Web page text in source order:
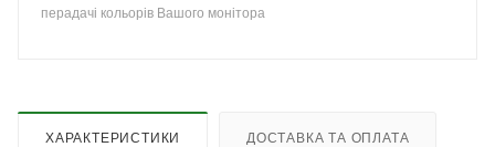
перадачі кольорів Вашого монітора
ХАРАКТЕРИСТИКИ ДОСТАВКА ТА ОПЛАТА